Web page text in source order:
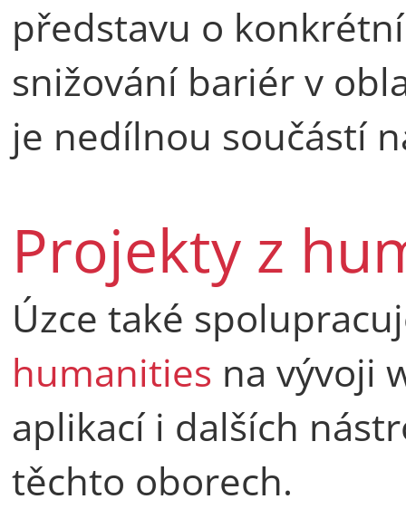
představu o
snižování bariér v
je nedílnou součástí
Projekty z
Úzce také
humanities na vývoji
aplikací i dalších
těchto oborech.